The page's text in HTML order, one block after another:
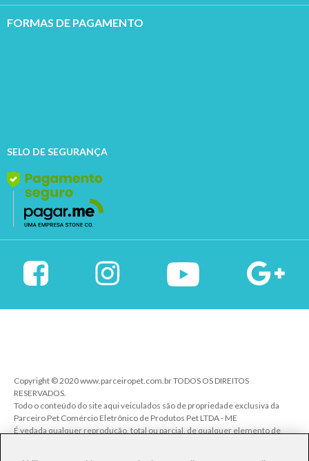
FORMAS DE PAGAMENTO
SELO DE SEGURANÇA
Copyright © 2020 www.parceiropet.com.br TODOS OS DIREITOS
RESERVADOS.
Todo o conteúdo do site aqui veiculados são de propriedade exclusiva da
Parceiro Pet Comércio Eletrônico de Produtos Pet LTDA - ME
É vedada qualquer reprodução, total ou parcial, de qualquer elemento de